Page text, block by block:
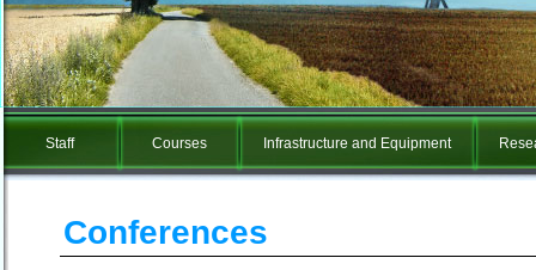
Staff Courses Infrastructure and Equipment
Conferences